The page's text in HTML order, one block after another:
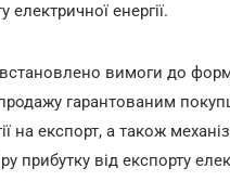
енергії.
вимоги до
гарантованим
на експорт, а також
прибутку від експорту